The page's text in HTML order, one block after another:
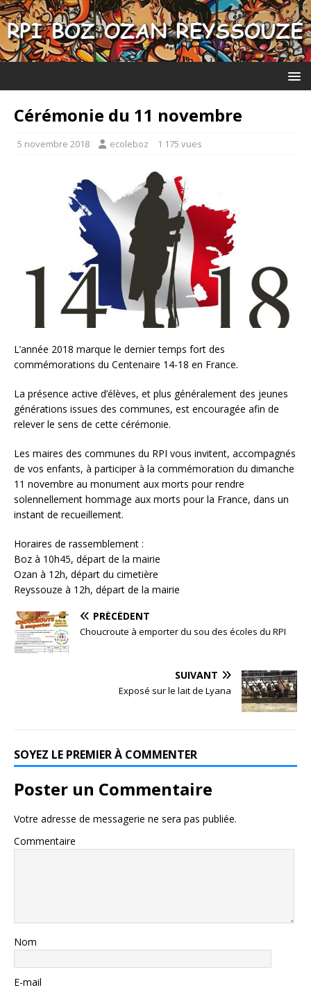
Cérémonie du 11 novembre
5 novembre 2018 ecoleboz 1 175 vues
L’année 2018 marque le dernier temps fort des
commémorations du Centenaire 14-18 en France.
La présence active d’élèves, et plus généralement des jeunes
générations issues des communes, est encouragée afin de
relever le sens de cette cérémonie.
Les maires des communes du RPI vous invitent, accompagnés
de vos enfants, à participer à la commémoration du dimanche
11 novembre au monument aux morts pour rendre
solennellement hommage aux morts pour la France, dans un
instant de recueillement.
Horaires de rassemblement :
Boz à 10h45, départ de la mairie
Ozan à 12h, départ du cimetière
Reyssouze à 12h, départ de la mairie
PRÉCÉDENT
Choucroute à emporter du sou des écoles du RPI
SUIVANT
Exposé sur le lait de Lyana
SOYEZ LE PREMIER À COMMENTER
Poster un Commentaire
Votre adresse de messagerie ne sera pas publiée.
Commentaire
Nom
E-mail